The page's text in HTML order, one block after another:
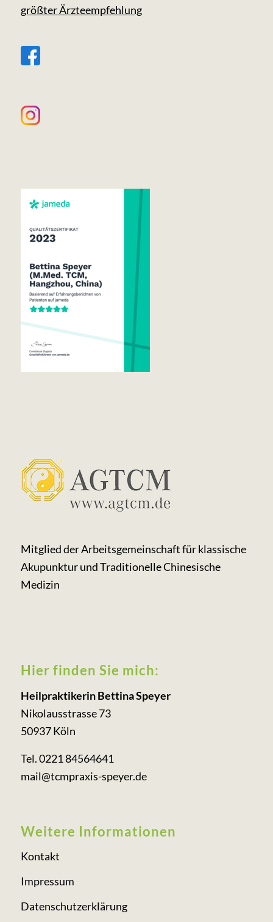
größter Ärzteempfehlung
Mitglied der Arbeits­gemeinschaft für klassische
Akupunktur und Traditionelle Chinesische
Medizin
Hier finden Sie mich:
Heilpraktikerin Bettina Speyer
Nikolausstrasse 73
50937 Köln
Tel. 0221 84564641
mail@tcmpraxis-speyer.de
Weitere Informationen
Kontakt
Impressum
Datenschutzerklärung